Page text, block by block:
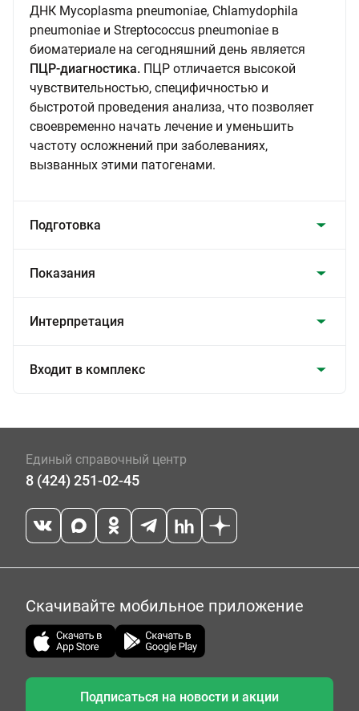
ДНК Mycoplasma pneumoniae, Chlamydophila
pneumoniae и Streptococcus pneumoniae в
биоматериале на сегодняшний день является
ПЦР-диагностика. ПЦР отличается высокой
чувствительностью, специфичностью и
быстротой проведения анализа, что позволяет
своевременно начать лечение и уменьшить
частоту осложнений при заболеваниях,
вызванных этими патогенами.
Подготовка
Показания
Интерпретация
Входит в комплекс
Единый справочный центр
8 (424) 251-02-45
Скачивайте мобильное приложение
Подписаться на новости и акции